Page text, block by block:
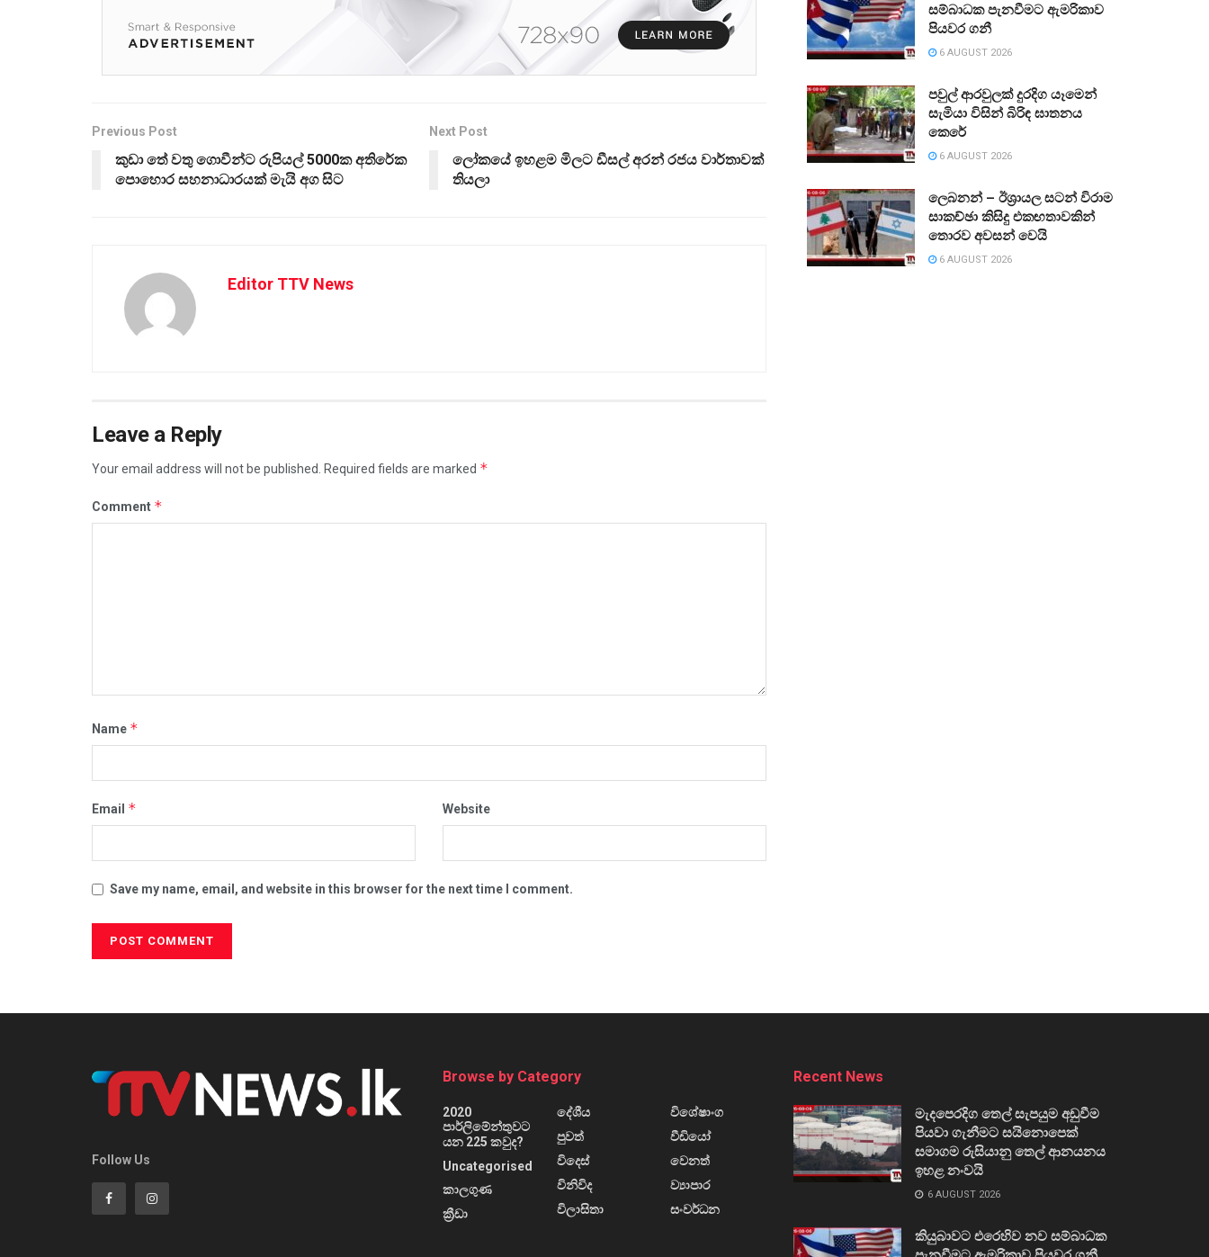
Previous Post
කුඩා තේ වතු ගොවීන්ට රුපියල් 5000ක අතිරේක
පොහොර සහනාධාරයක් මැයි අග සිට
Next Post
ලෝකයේ ඉහළම මිලට ඩීසල් අරන් රජය වාර්තාවක්
තියලා
Editor TTV News
Leave a Reply
Your email address will not be published. Required fields are marked *
Comment *
Name *
Email * Website
Save my name, email, and website in this browser for the next time I comment.
සම්බාධක පැනවීමට ඇමරිකාව
පියවර ගනී
6 AUGUST 2026
පවුල් ආරවුලක් දුරදිග යෑමෙන්
සැමියා විසින් බිරිඳ ඝාතනය
කෙරේ
6 AUGUST 2026
ලෙබනන් – ඊශ්‍රායල සටන් විරාම
සාකච්ඡා කිසිදු එකඟතාවකින්
තොරව අවසන් වෙයි
6 AUGUST 2026
Follow Us
Browse by Category
2020
පාර්ලිමේන්තුවට
යන 225 කවුද?
Uncategorised
කාලගුණ
ක්‍රීඩා
දේශීය
පුවත්
විදෙස්
විනිවිද
විලාසිතා
විශේෂාංග
වීඩියෝ
වෙනත්
ව්‍යාපාර
සංවර්ධන
Recent News
මැදපෙරදිග තෙල් සැපයුම අඩුවීම
පියවා ගැනීමට සයිනොපෙක්
සමාගම රුසියානු තෙල් ආනයනය
ඉහළ නංවයි
6 AUGUST 2026
කියුබාවට එරෙහිව නව සම්බාධක